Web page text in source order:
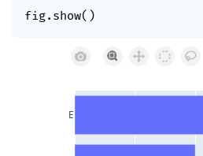
fig. show( )
E